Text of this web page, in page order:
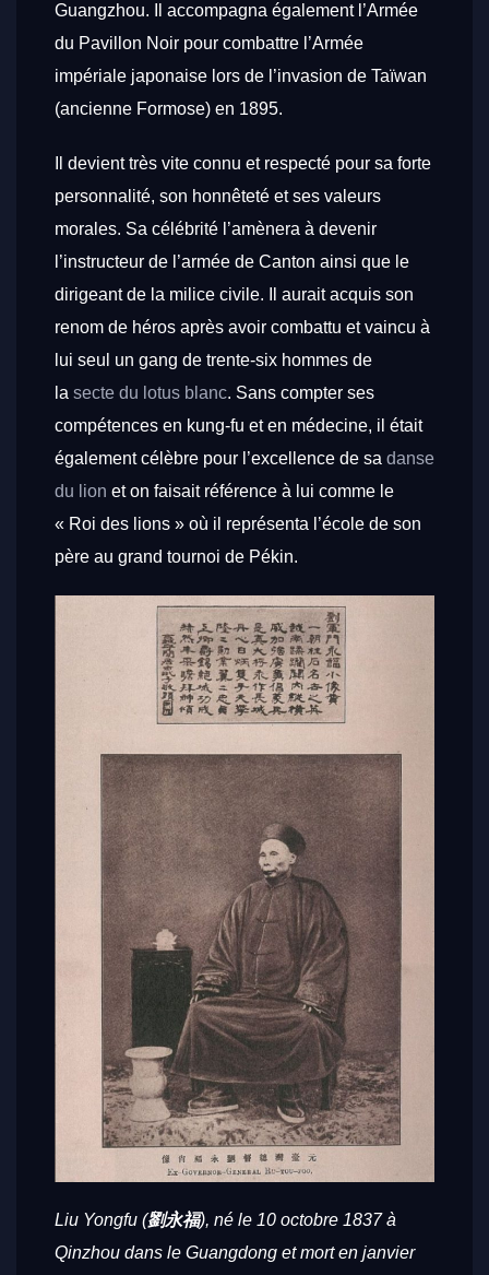
Guangzhou. Il accompagna également l’Armée
du Pavillon Noir pour combattre l’Armée
impériale japonaise lors de l’invasion de Taïwan
(ancienne Formose) en 1895.
Il devient très vite connu et respecté pour sa forte
personnalité, son honnêteté et ses valeurs
morales. Sa célébrité l’amènera à devenir
l’instructeur de l’armée de Canton ainsi que le
dirigeant de la milice civile. Il aurait acquis son
renom de héros après avoir combattu et vaincu à
lui seul un gang de trente-six hommes de
la secte du lotus blanc. Sans compter ses
compétences en kung-fu et en médecine, il était
également célèbre pour l’excellence de sa danse
du lion et on faisait référence à lui comme le
« Roi des lions » où il représenta l’école de son
père au grand tournoi de Pékin.
Liu Yongfu (劉永福), né le 10 octobre 1837 à
Qinzhou dans le Guangdong et mort en janvier